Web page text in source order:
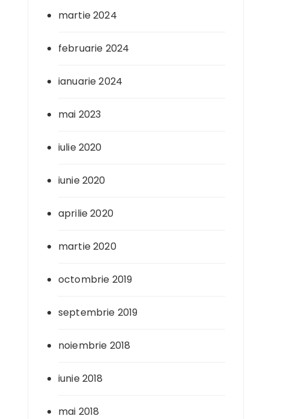
martie 2024
februarie 2024
ianuarie 2024
mai 2023
iulie 2020
iunie 2020
aprilie 2020
martie 2020
octombrie 2019
septembrie 2019
noiembrie 2018
iunie 2018
mai 2018